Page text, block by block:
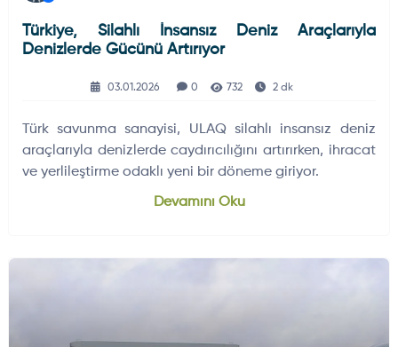
Türkiye, Silahlı İnsansız Deniz Araçlarıyla
Denizlerde Gücünü Artırıyor
03.01.2026 0 732 2 dk
Türk savunma sanayisi, ULAQ silahlı insansız deniz
araçlarıyla denizlerde caydırıcılığını artırırken, ihracat
ve yerlileştirme odaklı yeni bir döneme giriyor.
Devamını Oku